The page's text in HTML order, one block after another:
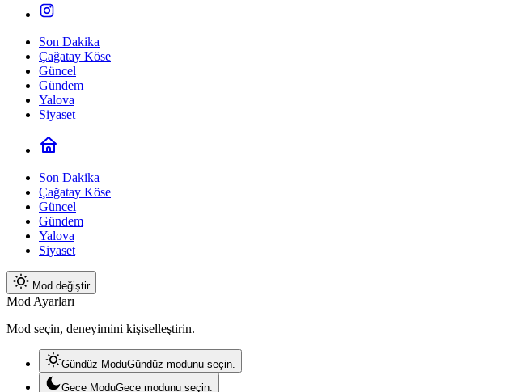
Son Dakika
Çağatay Köse
Güncel
Gündem
Yalova
Siyaset
Son Dakika
Çağatay Köse
Güncel
Gündem
Yalova
Siyaset
Mod değiştir
Mod Ayarları
Mod seçin, deneyimini kişiselleştirin.
Gündüz ModuGündüz modunu seçin.
Gece ModuGece modunu seçin.